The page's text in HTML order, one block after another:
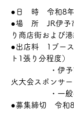
●日　時　令和8
●場　所　JR伊予
り商店街および
●出店料　1ブー
ト1張り分程度）
・伊予市観
火大会スポンサ
・一般の個
●募集締切　令和